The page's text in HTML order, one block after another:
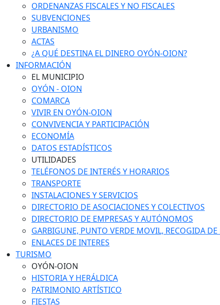
ORDENANZAS FISCALES Y NO FISCALES
SUBVENCIONES
URBANISMO
ACTAS
¿A QUÉ DESTINA EL DINERO OYÓN-OION?
INFORMACIÓN
EL MUNICIPIO
OYÓN - OION
COMARCA
VIVIR EN OYÓN-OION
CONVIVENCIA Y PARTICIPACIÓN
ECONOMÍA
DATOS ESTADÍSTICOS
UTILIDADES
TELÉFONOS DE INTERÉS Y HORARIOS
TRANSPORTE
INSTALACIONES Y SERVICIOS
DIRECTORIO DE ASOCIACIONES Y COLECTIVOS
DIRECTORIO DE EMPRESAS Y AUTÓNOMOS
GARBIGUNE, PUNTO VERDE MOVIL, RECOGIDA DE
ENLACES DE INTERES
TURISMO
OYÓN-OION
HISTORIA Y HERÁLDICA
PATRIMONIO ARTÍSTICO
FIESTAS